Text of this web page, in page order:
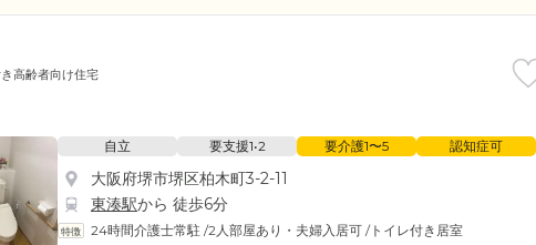
高齢者向け住宅
自立 要支援1•2 要介護1〜5 認知症可
大阪府堺市堺区柏木町3-2-11
東湊駅から 徒歩6分
24時間介護士常駐 /2人部屋あり・夫婦入居可 /トイレ付き居室